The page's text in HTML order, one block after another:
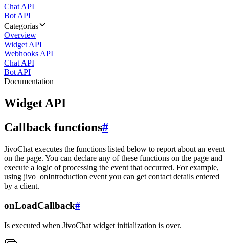
Chat API
Bot API
Categorías
Overview
Widget API
Webhooks API
Chat API
Bot API
Documentation
Widget API
Callback functions#
JivoChat executes the functions listed below to report about an event
on the page. You can declare any of these functions on the page and
execute a logic of processing the event that occurred. For example,
using jivo_onIntroduction event you can get contact details entered
by a client.
onLoadCallback#
Is executed when JivoChat widget initialization is over.